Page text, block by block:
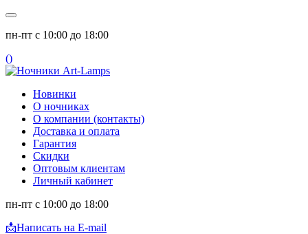
пн-пт с 10:00 до 18:00
()
Новинки
О ночниках
О компании (контакты)
Доставка и оплата
Гарантия
Скидки
Оптовым клиентам
Личный кабинет
пн-пт с 10:00 до 18:00
📩Написать на E-mail